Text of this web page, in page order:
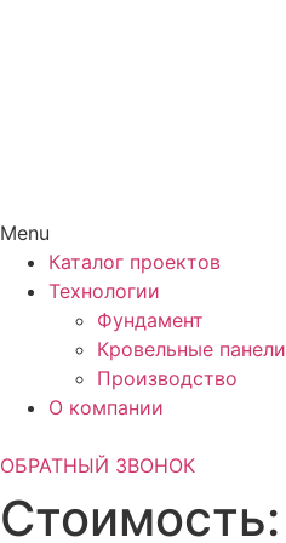
Menu
Каталог проектов
Технологии
Фундамент
Кровельные панели
Производство
О компании
ОБРАТНЫЙ ЗВОНОК
Стоимость: